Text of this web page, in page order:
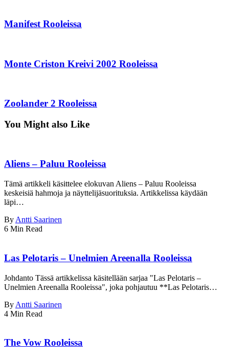
Manifest Rooleissa
Monte Criston Kreivi 2002 Rooleissa
Zoolander 2 Rooleissa
You Might also Like
Aliens – Paluu Rooleissa
Tämä artikkeli käsittelee elokuvan Aliens – Paluu Rooleissa
keskeisiä hahmoja ja näyttelijäsuorituksia. Artikkelissa käydään
läpi…
By Antti Saarinen
6 Min Read
Las Pelotaris – Unelmien Areenalla Rooleissa
Johdanto Tässä artikkelissa käsitellään sarjaa "Las Pelotaris –
Unelmien Areenalla Rooleissa", joka pohjautuu **Las Pelotaris…
By Antti Saarinen
4 Min Read
The Vow Rooleissa